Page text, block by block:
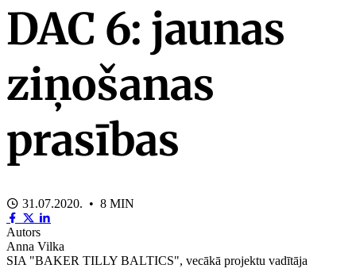
DAC 6: jaunas
ziņošanas
prasības
31.07.2020. • 8 MIN
Autors
Anna Vilka
SIA "BAKER TILLY BALTICS", vecākā projektu vadītāja